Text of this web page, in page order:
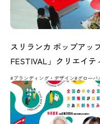
スリランカ ポップアッ
FESTIVAL」クリエイ
#ブランディング・デザイン#グローバ